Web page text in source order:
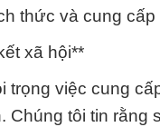
thức và cung
xã hội**
trọng việc cung
Chúng tôi tin